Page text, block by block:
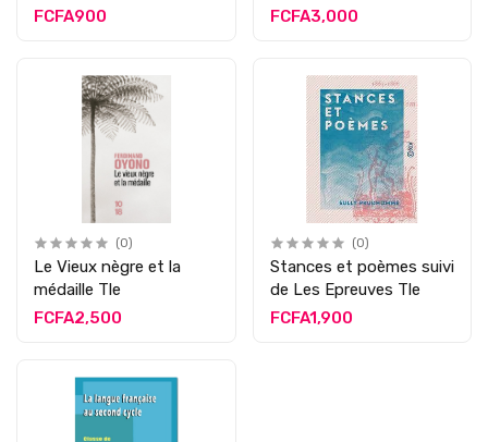
morale Tle
FCFA900
FCFA3,000
(0)
Le Vieux nègre et la
médaille Tle
FCFA2,500
(0)
Stances et poèmes suivi
de Les Epreuves Tle
FCFA1,900